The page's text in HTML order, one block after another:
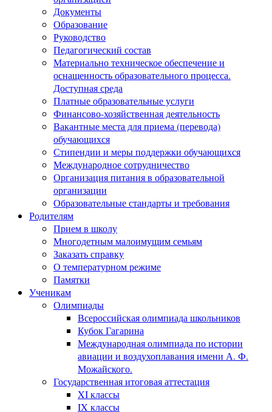
Документы
Образование
Руководство
Педагогический состав
Материально техническое обеспечение и
оснащенность образовательного процесса.
Доступная среда
Платные образовательные услуги
Финансово-хозяйственная деятельность
Вакантные места для приема (перевода)
обучающихся
Стипендии и меры поддержки обучающихся
Международное сотрудничество
Организация питания в образовательной
организации
Образовательные стандарты и требования
Родителям
Прием в школу
Многодетным малоимущим семьям
Заказать справку
О температурном режиме
Памятки
Ученикам
Олимпиады
Всероссийская олимпиада школьников
Кубок Гагарина
Международная олимпиада по истории
авиации и воздухоплавания имени А. Ф.
Можайского.
Государственная итоговая аттестация
XI классы
IX классы